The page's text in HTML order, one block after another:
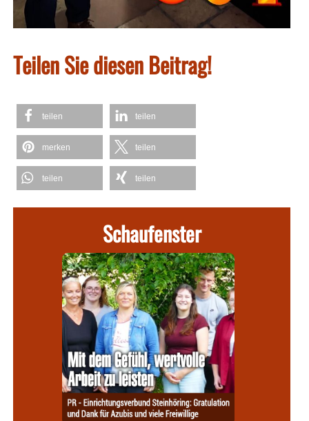
Teilen Sie diesen Beitrag!
teilen teilen
merken teilen
teilen teilen
Schaufenster